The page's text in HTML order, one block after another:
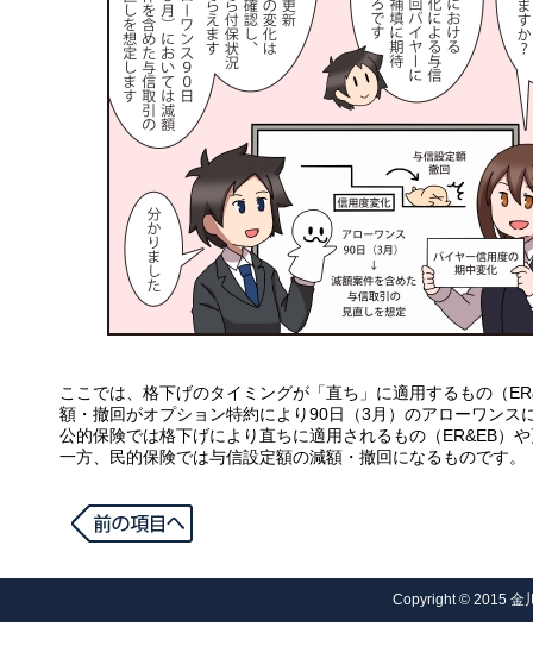
ここでは、格下げのタイミングが「直ち」に適用するもの（
額・撤回がオプション特約により90日（3月）のアローワンス
公的保険では格下げにより直ちに適用されるもの（ER&EB）
一方、民的保険では与信設定額の減額・撤回になるものです。
Copyright © 2015 金